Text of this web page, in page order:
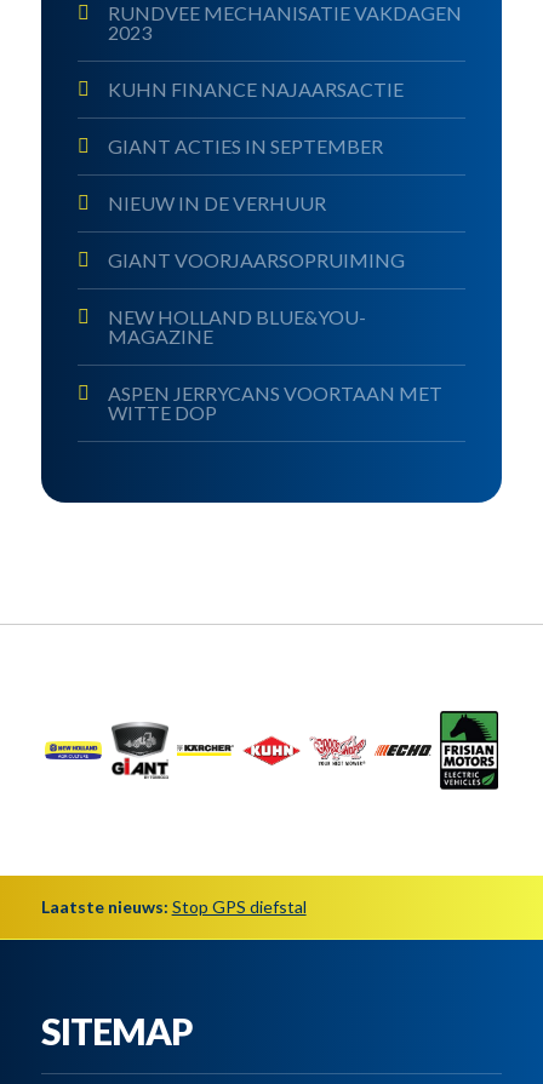
RUNDVEE MECHANISATIE VAKDAGEN
2023
KUHN FINANCE NAJAARSACTIE
GIANT ACTIES IN SEPTEMBER
NIEUW IN DE VERHUUR
GIANT VOORJAARSOPRUIMING
NEW HOLLAND BLUE&YOU-
MAGAZINE
ASPEN JERRYCANS VOORTAAN MET
WITTE DOP
Laatste nieuws: Stop GPS diefstal
SITEMAP